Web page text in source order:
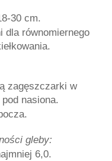
30 cm.
dla równomiernego
zagęszczarki w
nasiona.
gleby:
6,0.